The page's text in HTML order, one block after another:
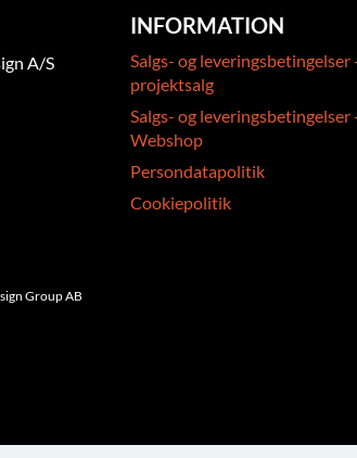
A/S
Group AB
INFORMATION
Salgs- og leveringsbetingelser
projektsalg
Salgs- og leveringsbetingelser
Webshop
Persondatapolitik
Cookiepolitik